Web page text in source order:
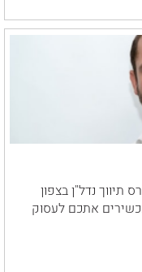
תיווך נדל"ן בצפון
אתכם לעסוק